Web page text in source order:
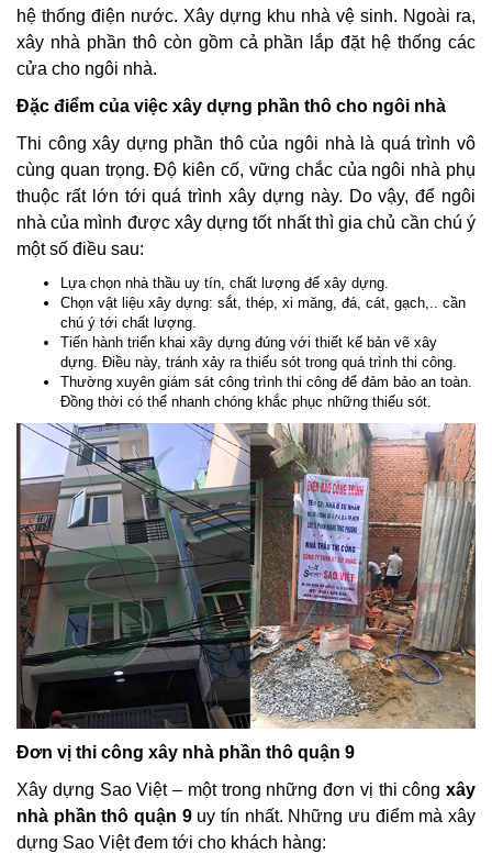
hệ thống điện nước. Xây dựng khu nhà vệ sinh. Ngoài ra,
xây nhà phần thô còn gồm cả phần lắp đặt hệ thống các
cửa cho ngôi nhà.
Đặc điểm của việc xây dựng phần thô cho ngôi nhà
Thi công xây dựng phần thô của ngôi nhà là quá trình vô
cùng quan trọng. Độ kiên cố, vững chắc của ngôi nhà phụ
thuộc rất lớn tới quá trình xây dựng này. Do vậy, để ngôi
nhà của mình được xây dựng tốt nhất thì gia chủ cần chú ý
một số điều sau:
Lựa chọn nhà thầu uy tín, chất lượng để xây dựng.
Chọn vật liệu xây dựng: sắt, thép, xi măng, đá, cát, gạch,.. cần
chú ý tới chất lượng.
Tiến hành triển khai xây dựng đúng với thiết kế bản vẽ xây
dựng. Điều này, tránh xảy ra thiếu sót trong quá trình thi công.
Thường xuyên giám sát công trình thi công để đảm bảo an toàn.
Đồng thời có thể nhanh chóng khắc phục những thiếu sót.
Đơn vị thi công xây nhà phần thô quận 9
Xây dựng Sao Việt – một trong những đơn vị thi công xây
nhà phần thô quận 9uy tín nhất. Những ưu điểm mà xây
dựng Sao Việt đem tới cho khách hàng: